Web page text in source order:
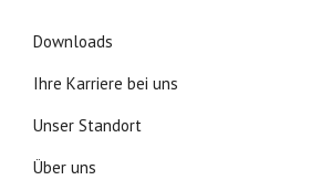
Downloads
Ihre Karriere bei uns
Unser Standort
Über uns